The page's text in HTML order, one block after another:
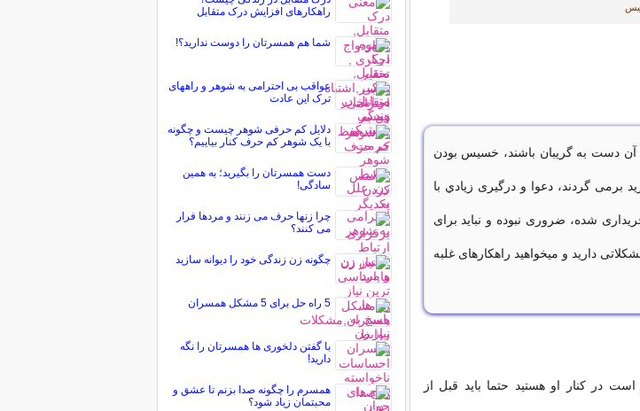
آن دست به گریبان باشند، خسیس بودن
گردند، دعوا و درگیری زيادي با
شده، ضروری نبوده و نباید برای
دارید و میخواهید راهکارهای غلبه
در کنار او هستید حتما باید قبل از
راهکارهای افزایش درک متقابل
شما هم همسرتان را دوست ندارید؟!
عواقب بی احترامی به شوهر و راههای
ترک این عادت
دلایل کم حرفی شوهر چیست و چگونه
با یک شوهر کم حرف کنار بیاییم؟
دست همسرتان را بگیرید؛ به همین
سادگی!
چرا زنها حرف می زنند و مردها فرار
می کنند؟
چگونه زن زندگی خود را دیوانه سازید
5 راه حل برای 5 مشکل همسران
با گفتن دلخوری ها همسرتان را نگه
دارید!
همسرم را چگونه صدا بزنم تا عشق و
محبتمان زیاد شود؟